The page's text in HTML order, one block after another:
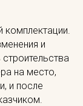
комплектации.
и
на место,
и после